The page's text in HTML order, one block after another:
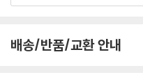
며 할머니와 함께 이야기를 나누
배송/반품/교환 안내